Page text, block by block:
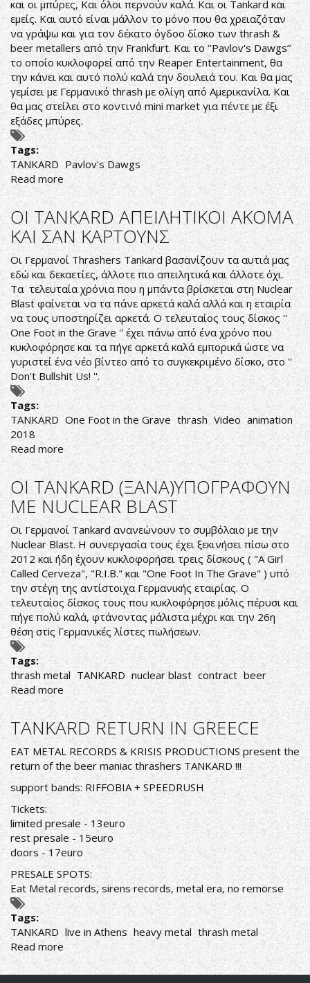
και οι μπύρες, Και όλοι περνούν καλά. Και οι Tankard και
εμείς. Και αυτό είναι μάλλον το μόνο που θα χρειαζόταν
να γράψω και για τον δέκατο όγδοο δίσκο των thrash &
beer metallers από την Frankfurt. Και το ‘’Pavlov's Dawgs’’
το οποίο κυκλοφορεί από την Reaper Entertainment, θα
την κάνει και αυτό πολύ καλά την δουλειά του. Και θα μας
γεμίσει με Γερμανικό thrash με ολίγη από Αμερικανίλα. Και
θα μας στείλει στο κοντινό mini market για πέντε με έξι
εξάδες μπύρες.
Tags:
TANKARD Pavlov's Dawgs
Read moreabout
ΟΙ
TANKARD
ΚΑΙ
Η
EINTRACHT
FRANKFURT
ΝΑ
ΚΕΡΔΑΝΕ...ΚΑΙ
ΟΙ
ΑΛΛΟΙ
ΝΑ
ΠΑΝ
ΝΑ
BEERΟΘΟΥΝΕ
ΟΙ TANKARD ΑΠΕΙΛΗΤΙΚΟΙ ΑΚΟΜΑ
ΚΑΙ ΣΑΝ ΚΑΡΤΟΥΝΣ
Οι Γερμανοί Thrashers Tankard βασανίζουν τα αυτιά μας
εδώ και δεκαετίες, άλλοτε πιο απειλητικά και άλλοτε όχι.
Τα τελευταία χρόνια που η μπάντα βρίσκεται στη Nuclear
Blast φαίνεται να τα πάνε αρκετά καλά αλλά και η εταιρία
να τους υποστηρίζει αρκετά. Ο τελευταίος τους δίσκος ''
One Foot in the Grave '' έχει πάνω από ένα χρόνο που
κυκλοφόρησε και τα πήγε αρκετά καλά εμπορικά ώστε να
γυριστεί ένα νέο βίντεο από το συγκεκριμένο δίσκο, στο ''
Don't Bullshit Us! ''.
Tags:
TANKARD One Foot in the Grave thrash Video animation
2018
Read more about
ΟΙ
TANKARD
ΑΠΕΙΛΗΤΙΚΟΙ
ΑΚΟΜΑ
ΚΑΙ
ΣΑΝ
ΚΑΡΤΟΥΝΣ
ΟΙ TANKARD (ΞΑΝΑ)ΥΠΟΓΡΑΦΟΥΝ
ΜΕ NUCLEAR BLAST
Οι Γερμανοί Tankard ανανεώνουν το συμβόλαιο με την
Nuclear Blast. Η συνεργασία τους έχει ξεκινήσει πίσω στο
2012 και ήδη έχουν κυκλοφορήσει τρεις δίσκους ( "A Girl
Called Cerveza", "R.I.B." και "One Foot In The Grave" ) υπό
την στέγη της αντίστοιχα Γερμανικής εταιρίας. Ο
τελευταίος δίσκος τους που κυκλοφόρησε μόλις πέρυσι και
πήγε πολύ καλά, φτάνοντας μάλιστα μέχρι και την 26η
θέση στiς Γερμανικές λίστες πωλήσεων.
Tags:
thrash metal TANKARD nuclear blast contract beer
Read more about
ΟΙ
TANKARD
(ΞΑΝΑ)ΥΠΟΓΡΑΦΟΥΝ
ΜΕ
NUCLEAR
BLAST
TANKARD RETURN IN GREECE
EAT METAL RECORDS & KRISIS PRODUCTIONS present the
return of the beer maniac thrashers TANKARD !!!
support bands: RIFFOBIA + SPEEDRUSH
Tickets:
limited presale - 13euro
rest presale - 15euro
doors - 17euro
PRESALE SPOTS:
Eat Metal records, sirens records, metal era, no remorse
Tags:
TANKARD live in Athens heavy metal thrash metal
Read more about
TANKARD
RETURN